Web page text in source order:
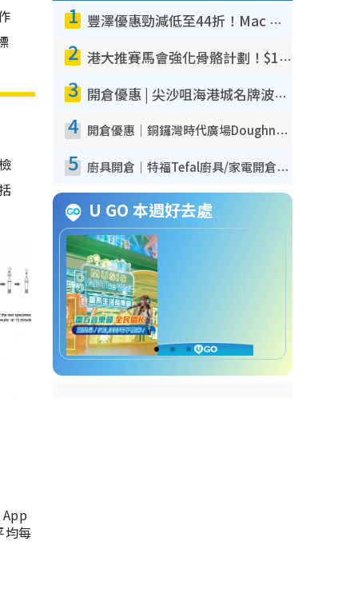
均每
1 豐澤優惠勁減低至44折！Mac mini/iPhone17Pro大減價！廚房家電$220起
2 港大推賽馬會強化骨骼計劃！$100骨質密度X光檢查 完成免費運動訓練送超市禮券！附參加資格
3 開倉優惠 | 尖沙咀海港城名牌波鞋開倉低至1折！On鞋$899起／Joy&Peace鞋履$98起
4 開倉優惠｜銅鑼灣時代廣場Doughnut/Campo Marzio開倉低至1折！背囊、書包、手袋劈價$200起
5 廚具開倉｜特福Tefal廚具/家電開倉低至3折！$220起買平底鍋/炒鑊/湯煲！電飯煲/吸塵機/燙斗$418起
U GO 本週好去處